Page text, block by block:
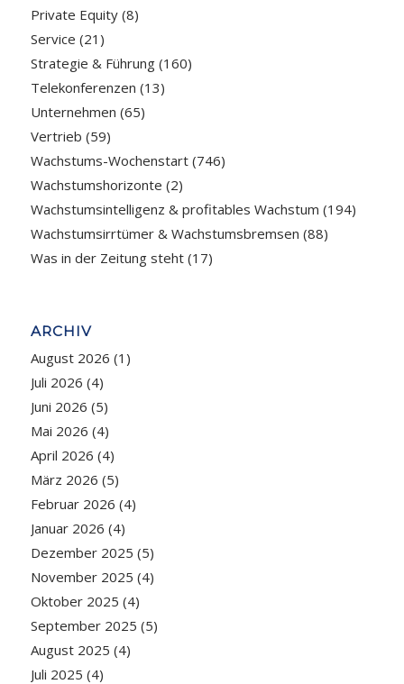
Private Equity(8)
Service (21)
Strategie & Führung(160)
Telekonferenzen (13)
Unternehmen (65)
Vertrieb (59)
Wachstums-Wochenstart(746)
Wachstumshorizonte (2)
Wachstumsintelligenz & profitables Wachstum (194)
Wachstumsirrtümer & Wachstumsbremsen (88)
Was in der Zeitung steht(17)
ARCHIV
August 2026 (1)
Juli 2026 (4)
Juni 2026 (5)
Mai 2026 (4)
April 2026 (4)
März 2026 (5)
Februar 2026 (4)
Januar 2026 (4)
Dezember 2025 (5)
November 2025 (4)
Oktober 2025 (4)
September 2025 (5)
August 2025 (4)
Juli 2025 (4)